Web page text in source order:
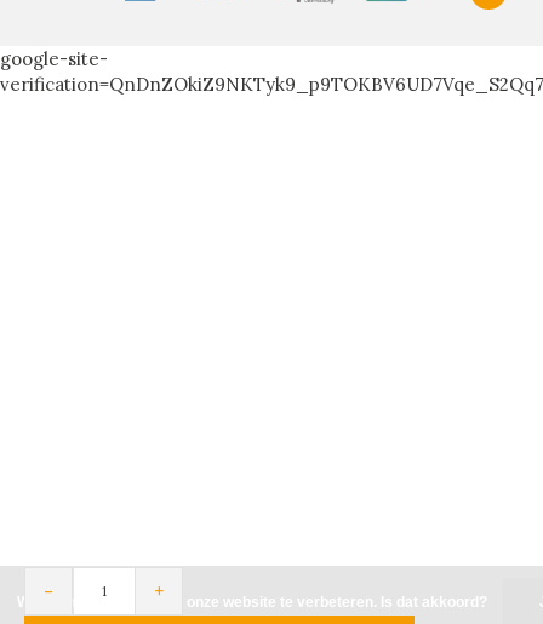
- +
google-site-
Wij slaan cookies op om onze website te verbeteren. Is dat akkoord?